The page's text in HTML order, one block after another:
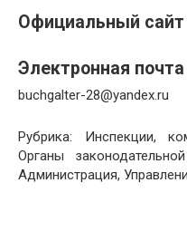
Официальный сайт
Электронная почта
buchgalter-28@yandex.ru
Рубрика: Инспекции,
Органы
Администрация,